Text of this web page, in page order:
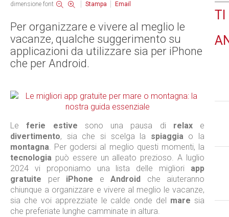
dimensione font Stampa Email
Per organizzare e vivere al meglio le
vacanze, qualche suggerimento su
applicazioni da utilizzare sia per iPhone
che per Android.
Leferie estive sono una pausa di relaxe
divertimento, sia che si scelga la spiaggiao la
montagna. Per godersi al meglio questi momenti, la
tecnologia può essere un alleato prezioso. A luglio
2024 vi proponiamo una lista delle migliori app
gratuite per iPhone e Android
che aiuteranno
chiunque a organizzare e vivere al meglio le vacanze,
sia che voi apprezziate le calde onde del mare sia
che preferiate lunghe camminate in altura.
TI